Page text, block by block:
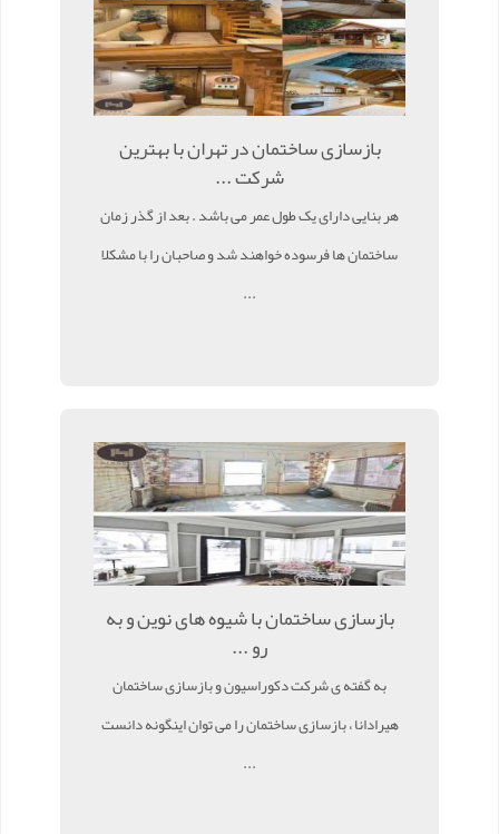
بازسازی ساختمان در تهران با بهترین
شرکت ...
هر بنایی دارای یک طول عمر می باشد . بعد از گذر زمان
ساختمان ها فرسوده خواهند شد و صاحبان را با مشکلا
...
بازسازی ساختمان با شیوه های نوین و به
رو ...
به گفته ی شرکت دکوراسیون و بازسازی ساختمان
هیرادانا ، بازسازی ساختمان را می توان اینگونه دانست
...